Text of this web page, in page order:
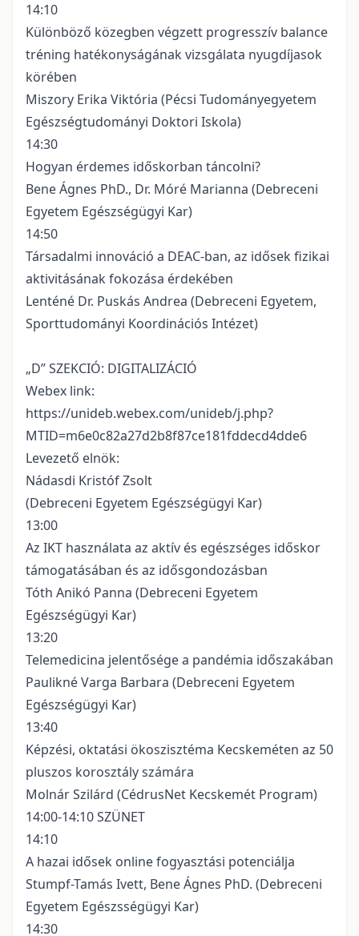
14:10
Különböző közegben végzett progresszív balance
tréning hatékonyságának vizsgálata nyugdíjasok
körében
Miszory Erika Viktória (Pécsi Tudományegyetem
Egészségtudományi Doktori Iskola)
14:30
Hogyan érdemes időskorban táncolni?
Bene Ágnes PhD., Dr. Móré Marianna (Debreceni
Egyetem Egészségügyi Kar)
14:50
Társadalmi innováció a DEAC-ban, az idősek fizikai
aktivitásának fokozása érdekében
Lenténé Dr. Puskás Andrea (Debreceni Egyetem,
Sporttudományi Koordinációs Intézet)
„D” SZEKCIÓ: DIGITALIZÁCIÓ
Webex link:
https://unideb.webex.com/unideb/j.php?
MTID=m6e0c82a27d2b8f87ce181fddecd4dde6
Levezető elnök:
Nádasdi Kristóf Zsolt
(Debreceni Egyetem Egészségügyi Kar)
13:00
Az IKT használata az aktív és egészséges időskor
támogatásában és az idősgondozásban
Tóth Anikó Panna (Debreceni Egyetem
Egészségügyi Kar)
13:20
Telemedicina jelentősége a pandémia időszakában
Paulikné Varga Barbara (Debreceni Egyetem
Egészségügyi Kar)
13:40
Képzési, oktatási ökoszisztéma Kecskeméten az 50
pluszos korosztály számára
Molnár Szilárd (CédrusNet Kecskemét Program)
14:00-14:10 SZÜNET
14:10
A hazai idősek online fogyasztási potenciálja
Stumpf-Tamás Ivett, Bene Ágnes PhD. (Debreceni
Egyetem Egészsségügyi Kar)
14:30